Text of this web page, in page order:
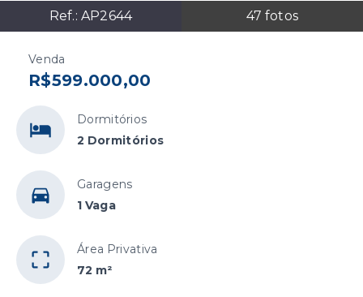
Ref.: AP2644 47 fotos
Venda
R$599.000,00
Dormitórios
2 Dormitórios
Garagens
1 Vaga
Área Privativa
72 m²